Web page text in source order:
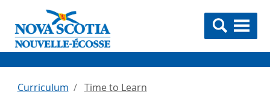
Curriculum Time to Learn